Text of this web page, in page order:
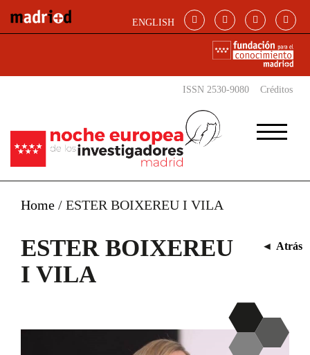
ENGLISH
ISSN 2530-9080 Créditos
Home / ESTER BOIXEREU I VILA
ESTER BOIXEREU
I VILA
◄ Atrás